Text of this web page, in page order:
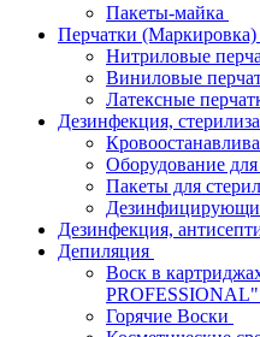
Пакеты-майка
Перчатки (Маркировка)
Нитриловые
Виниловые
Латексные
Дезинфекция,
Оборудование
Пакеты для
Дезинфекция,
Депиляция
Воск в
PROFESSIONAL"
Горячие Воски